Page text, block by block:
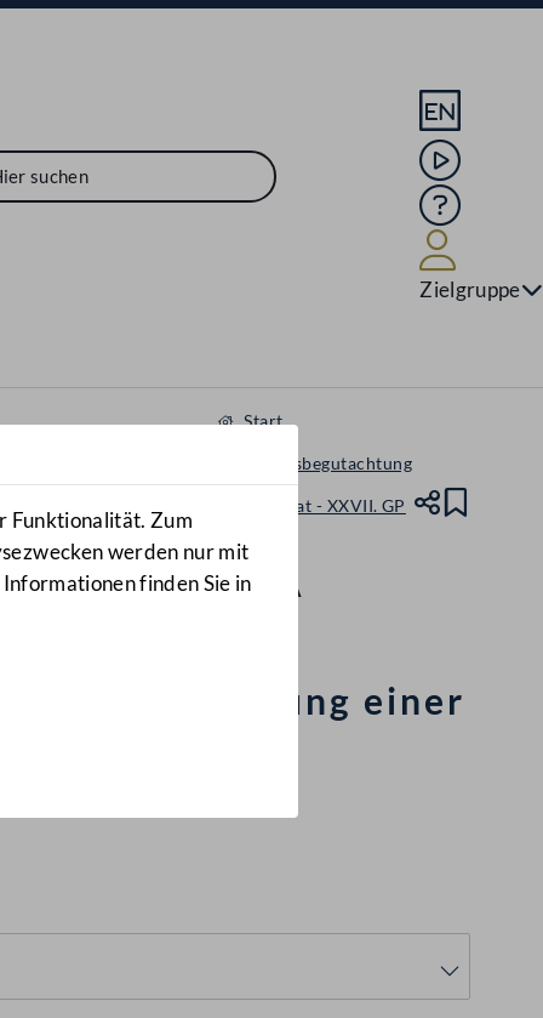
Sprache
Mediathek
Hilfe
Zielgruppe
Funktionalität. Zum
werden nur mit
finden Sie in
Start
Ausschussbegutachtung
Nationalrat - XXVII. GP
Verkehr
3/AUA
die Errichtung einer
des